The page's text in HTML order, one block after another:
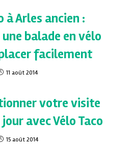
à Arles ancien :
balade en vélo
facilement
11 août 2014
votre visite
avec Vélo Taco
15 août 2014